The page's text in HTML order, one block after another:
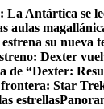
La Antártica se
aulas
su nueva
Dexter
de “Dexter:
Star
estrellas